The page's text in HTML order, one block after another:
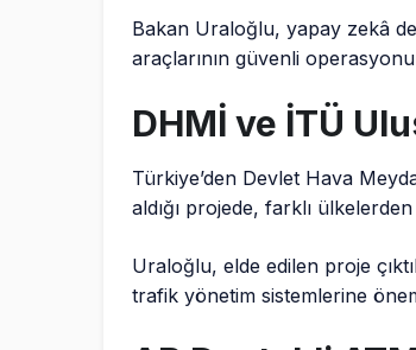
Bakan Uraloğlu, yapay zekâ
araçlarının güvenli
DHMİ ve İTÜ
Türkiye’den Devlet Hava
aldığı projede, farklı
Uraloğlu, elde edilen proje
trafik yönetim sistemlerine